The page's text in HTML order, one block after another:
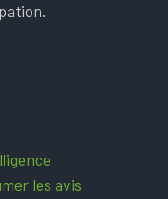
les avis